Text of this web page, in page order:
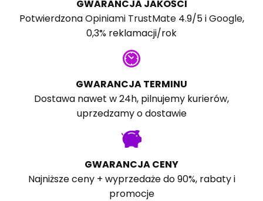
GWARANCJA JAKOŚCI
PotwierdzonaOpiniami TrustMate4.9/5 iGoogle,
0,3% reklamacji/rok
GWARANCJA TERMINU
Dostawa nawet w 24h, pilnujemy kurierów,
uprzedzamy o dostawie
GWARANCJA CENY
Najniższe ceny + wyprzedaże do 90%, rabaty i
promocje